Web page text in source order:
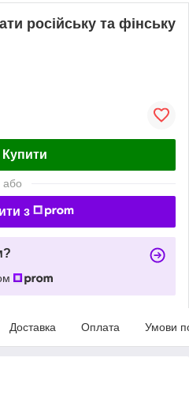
російську та фінську
Купити
або
з
Доставка Оплата Умови